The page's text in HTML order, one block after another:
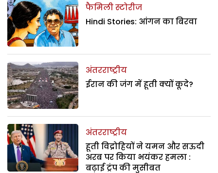
फैमिली स्टोरीज
Hindi Stories: आंगन का बिरवा
अंतरराष्ट्रीय
ईरान की जंग में हूती क्यों कूदे?
अंतरराष्ट्रीय
हूती विद्रोहियों ने यमन और सऊदी
अरब पर किया भयंकर हमला :
बढ़ाई ट्रंप की मुसीबत